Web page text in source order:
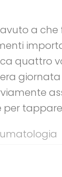
a
quattro